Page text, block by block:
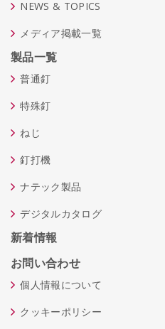
NEWS & TOPICS
メディア掲載一覧
製品一覧
普通釘
特殊釘
ねじ
釘打機
ナテック製品
デジタルカタログ
新着情報
お問い合わせ
個人情報について
クッキーポリシー